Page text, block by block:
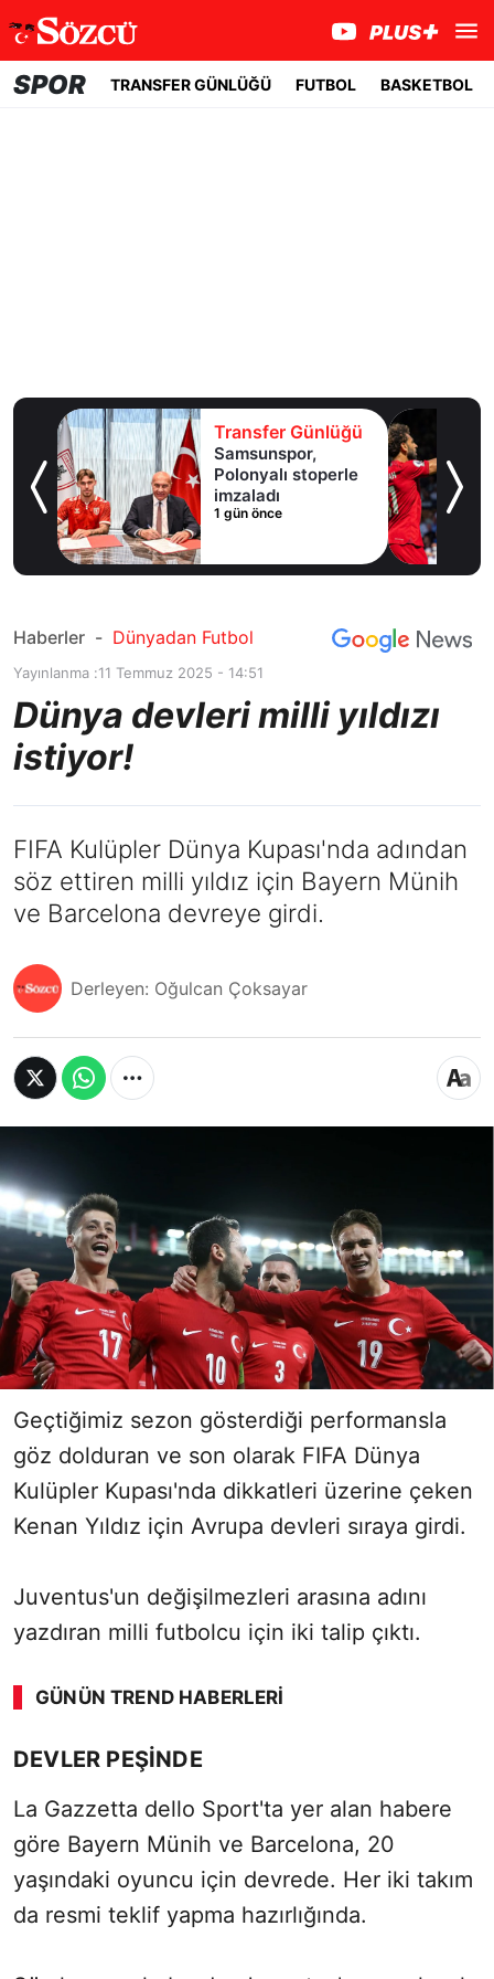
SPOR TRANSFER GÜNLÜĞÜ FUTBOL BASKETBOL
Transfer Günlüğü
Samsunspor,
Polonyalı stoperle
imzaladı
1 gün önce
Haberler - Dünyadan Futbol
Yayınlanma :11 Temmuz 2025 - 14:51
Dünya devleri milli yıldızı
istiyor!
FIFA Kulüpler Dünya Kupası'nda adından
söz ettiren milli yıldız için Bayern Münih
ve Barcelona devreye girdi.
Derleyen: Oğulcan Çoksayar
Geçtiğimiz sezon gösterdiği performansla
göz dolduran ve son olarak FIFA Dünya
Kulüpler Kupası'nda dikkatleri üzerine çeken
Kenan Yıldız için Avrupa devleri sıraya girdi.
Juventus'un değişilmezleri arasına adını
yazdıran milli futbolcu için iki talip çıktı.
GÜNÜN TREND HABERLERI
DEVLER PEŞİNDE
La Gazzetta dello Sport'ta yer alan habere
göre Bayern Münih ve Barcelona, 20
yaşındaki oyuncu için devrede. Her iki takım
da resmi teklif yapma hazırlığında.